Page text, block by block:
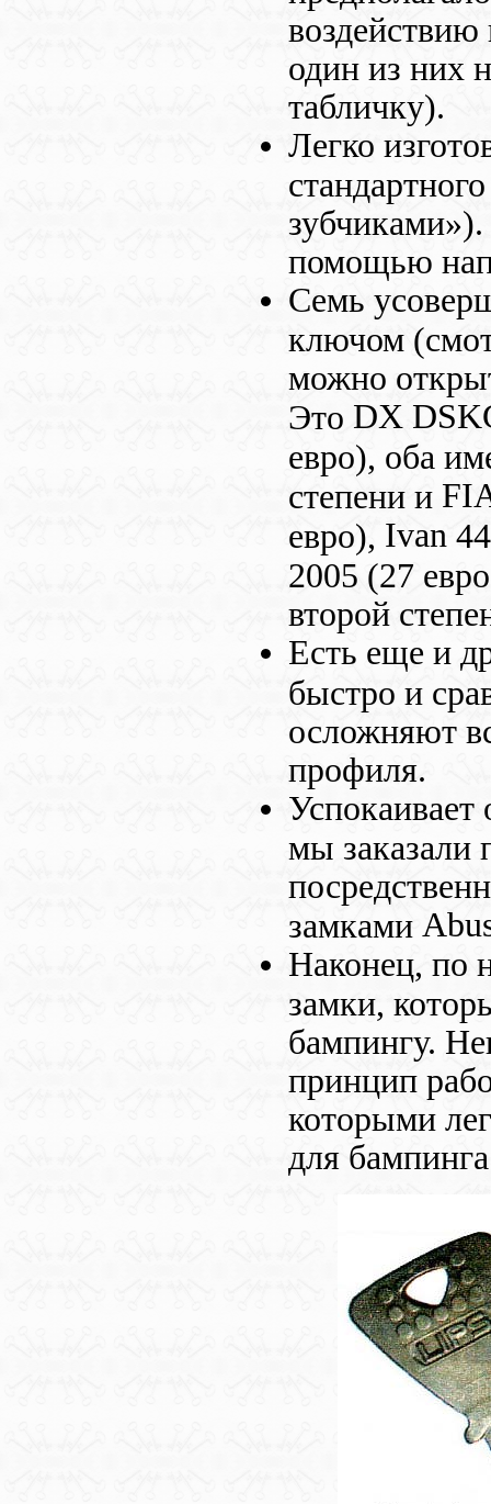
один из них
табличку).
Легко
помощью
Семь
ключом
можно
Это DX
евро), оба
степени и
евро), Ivan
2005 (27
второй
Есть еще и
быстро и
осложняют
профиля.
мы заказали
замками
Наконец, по
замки,
бампингу.
принцип
которыми
для